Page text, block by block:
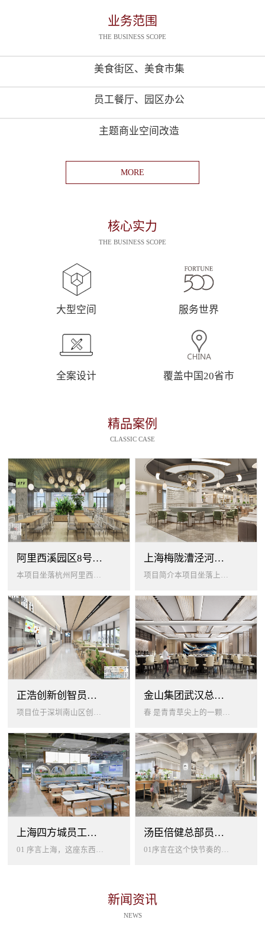
业务范围
THE BUSINESS SCOPE
美食街区、美食市集
员工餐厅、园区办公
主题商业空间改造
MORE
核心实力
THE BUSINESS SCOPE
大型空间 服务世界
全案设计 覆盖中国20省市
精品案例
CLASSIC CASE
阿里西溪园区8号楼1层餐厅
本项目坐落杭州阿里西溪园区8号楼一层，以绿色生机 + 年轻基因为核心，打造「活力聚场」复合型员工餐厅。兼顾多人群用餐需求...
上海梅陇漕泾河科技绿洲员工餐厅
项目简介本项目坐落上海闵行梅陇科技绿洲，以生态创艺食堂为设计核心，融合现代轻奢与自然生态，打造兼顾高效就餐、休闲社交、商...
正浩创新创智员工餐厅
项目位于深圳南山区创智云城，服务正浩企业全体员工及来访亲友，总建筑面积 1537㎡，室内座位 450 座、室外休闲外摆 ...
金山集团武汉总部员工食堂设计
春 是青青草尖上的一颗露珠夏 是粼波湖面中倒映的晚霞秋 是宁静山谷里的一片落叶冬 是白雪中屹立不倒的松柏... ...0...
上海四方城员工美食餐厅设计
01 序言上海，这座东西方文化交汇的国际大都市，以其独特的魅力吸引着世界各地的人才。历史与现代、传统与创新在这里交织碰撞...
汤臣倍健总部员工餐厅设计
01序言在这个快节奏的时代工作压力如同无形的紧箍让大家的生活几乎被工作填满现代企业也越来越重视员工的身心健康所以我们始终...
新闻资讯
NEWS